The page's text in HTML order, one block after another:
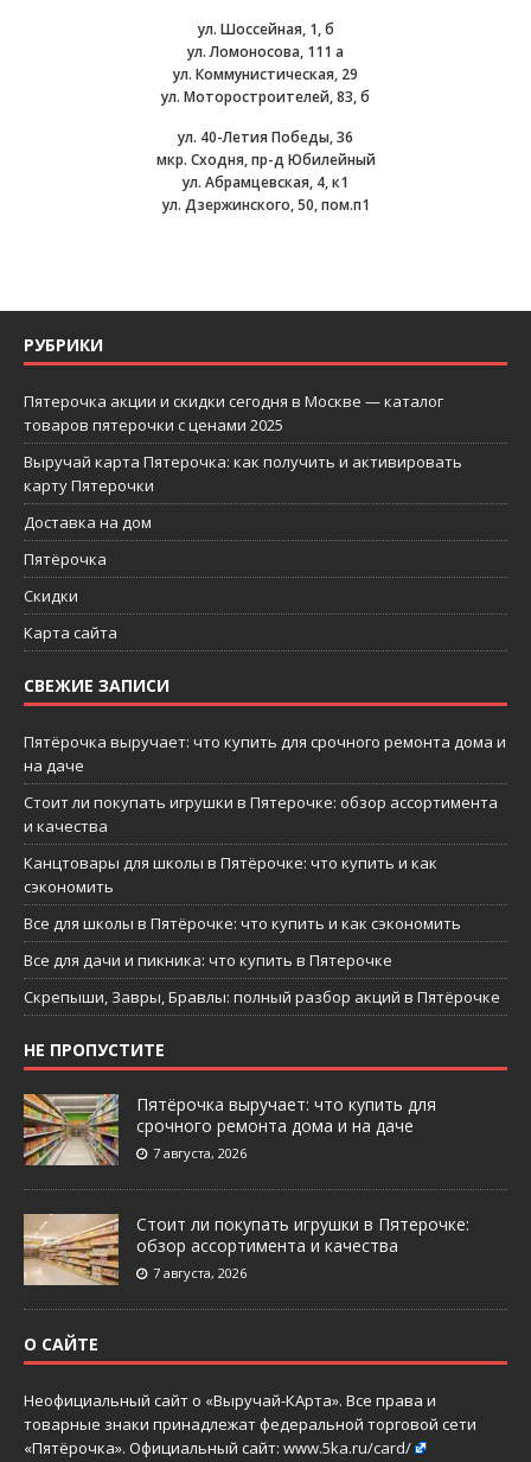
ул. Шоссейная, 1, б
ул. Ломоносова, 111 а
ул. Коммунистическая, 29
ул. Моторостроителей, 83, б
ул. 40-Летия Победы, 36
мкр. Сходня, пр-д Юбилейный
ул. Абрамцевская, 4, к1
ул. Дзержинского, 50, пом.п1
РУБРИКИ
Пятерочка акции и скидки сегодня в Москве — каталог
товаров пятерочки с ценами 2025
Выручай карта Пятерочка: как получить и активировать
карту Пятерочки
Доставка на дом
Пятёрочка
Скидки
Карта сайта
СВЕЖИЕ ЗАПИСИ
Пятёрочка выручает: что купить для срочного ремонта дома и
на даче
Стоит ли покупать игрушки в Пятерочке: обзор ассортимента
и качества
Канцтовары для школы в Пятёрочке: что купить и как
сэкономить
Все для школы в Пятёрочке: что купить и как сэкономить
Все для дачи и пикника: что купить в Пятерочке
Скрепыши, Завры, Бравлы: полный разбор акций в Пятёрочке
НЕ ПРОПУСТИТЕ
Пятёрочка выручает: что купить для
срочного ремонта дома и на даче
7 августа, 2026
Стоит ли покупать игрушки в Пятерочке:
обзор ассортимента и качества
7 августа, 2026
О САЙТЕ
Неофициальный сайт о «Выручай-КАрта». Все права и
товарные знаки принадлежат федеральной торговой сети
«Пятёрочка». Официальный сайт: www.5ka.ru/card/